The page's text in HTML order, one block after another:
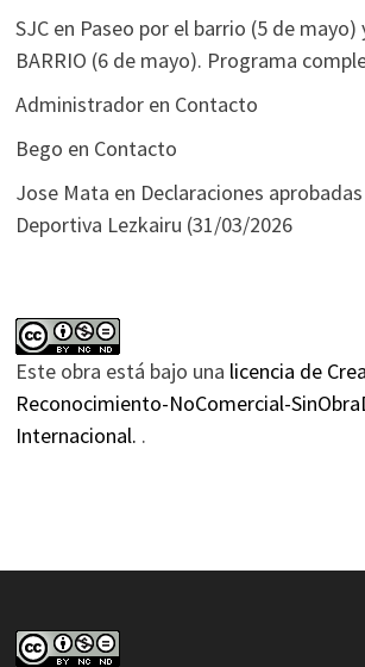
SJCen Paseo por el barrio (5 de mayo)
BARRIO (6 de mayo). Programa
Administradoren Contacto
Bego en Contacto
Jose Mata en Declaraciones
Deportiva Lezkairu (31/03/2026
Este obra está bajo una licencia de
Reconocimiento-NoComercial-
Internacional. .